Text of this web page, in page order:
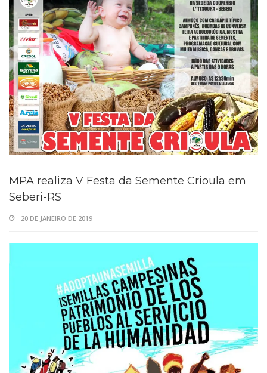
MPA realiza V Festa da Semente Crioula em
Seberi-RS
20 DE JANEIRO DE 2019